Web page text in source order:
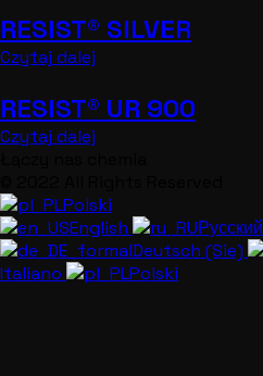
RESIST® SILVER
Czytaj dalej
RESIST® UR 900
Czytaj dalej
Polski
English
Русский
Deutsch (Sie)
Italiano
Polski